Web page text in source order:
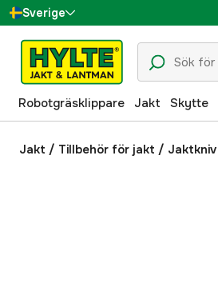
Sverige
Danmark
Suomi
Norge
Deutschland
Robotgräsklippare Jakt Skytte
Jakt / Tillbehör för jakt / Jaktkniv